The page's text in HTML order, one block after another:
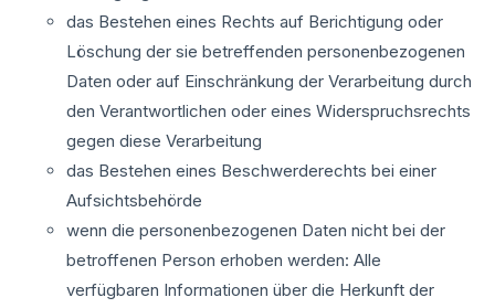
das Bestehen eines Rechts auf Berichtigung oder
Löschung der sie betreffenden personenbezogenen
Daten oder auf Einschränkung der Verarbeitung durch
den Verantwortlichen oder eines Widerspruchsrechts
gegen diese Verarbeitung
das Bestehen eines Beschwerderechts bei einer
Aufsichtsbehörde
wenn die personenbezogenen Daten nicht bei der
betroffenen Person erhoben werden: Alle
verfügbaren Informationen über die Herkunft der